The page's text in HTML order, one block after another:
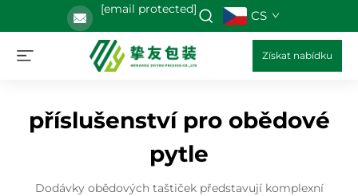
[email protected] CS
Získat nabídku
příslušenství pro obědové
pytle
Dodávky obědových taštiček představují komplexní